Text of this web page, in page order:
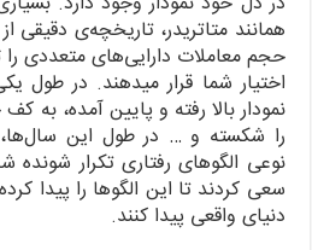
همانند متاتریدر، تاریخچه‌ی
حجم معاملات دارایی‌های متعددی
اختیار شما قرار میدهند. در طول
نمودار بالا رفته و پایین آمده،
را شکسته و … در طول این
نوعی الگوهای رفتاری تکرار
سعی کردند تا این الگوها را پیدا
دنیای واقعی پیدا کنند.